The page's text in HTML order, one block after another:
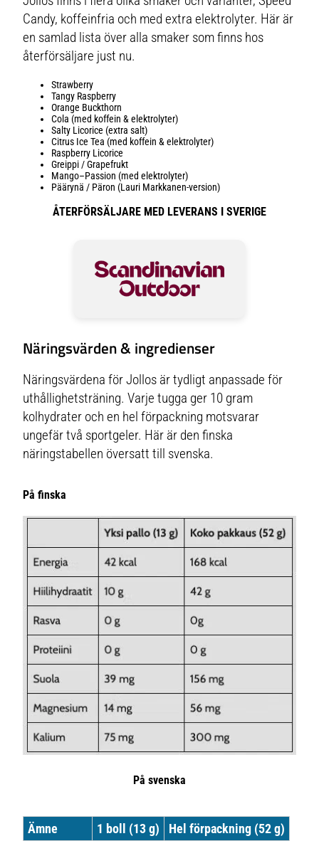
Candy, koffeinfria och med extra elektrolyter. Här är
en samlad lista över alla smaker som finns hos
återförsäljare just nu.
Strawberry
Tangy Raspberry
Orange Buckthorn
Cola (med koffein & elektrolyter)
Salty Licorice (extra salt)
Citrus Ice Tea (med koffein & elektrolyter)
Raspberry Licorice
Greippi / Grapefrukt
Mango–Passion (med elektrolyter)
Päärynä / Päron (Lauri Markkanen-version)
ÅTERFÖRSÄLJARE MED LEVERANS I SVERIGE
Näringsvärden & ingredienser
Näringsvärdena för Jollos är tydligt anpassade för
uthållighetsträning. Varje tugga ger 10 gram
kolhydrater och en hel förpackning motsvarar
ungefär två sportgeler. Här är den finska
näringstabellen översatt till svenska.
På finska
På svenska
Ämne 1 boll (13 g)
Hel förpackning (52 g)